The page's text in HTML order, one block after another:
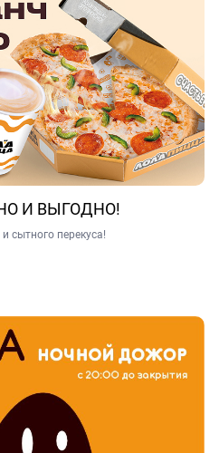
И ВЫГОДНО!
сытного перекуса!